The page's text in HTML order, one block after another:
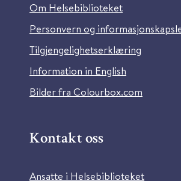
Om Helsebiblioteket
Personvern og
Tilgjengelighetserklæring
Information in English
Bilder fra Colourbox.com
Kontakt oss
Ansatte i Helsebiblioteket